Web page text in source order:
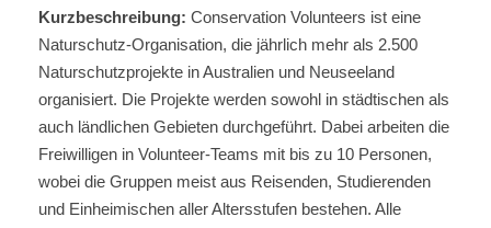
Reisen
Kultur
Global
Über uns
Kurzbeschreibung: Conservation Volunteers ist eine
Naturschutz-Organisation, die jährlich mehr als 2.500
Naturschutzprojekte in Australien und Neuseeland
organisiert. Die Projekte werden sowohl in städtischen als
auch ländlichen Gebieten durchgeführt. Dabei arbeiten die
Freiwilligen in Volunteer-Teams mit bis zu 10 Personen,
wobei die Gruppen meist aus Reisenden, Studierenden
und Einheimischen aller Altersstufen bestehen. Alle